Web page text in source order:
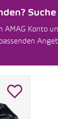
AMAG Konto